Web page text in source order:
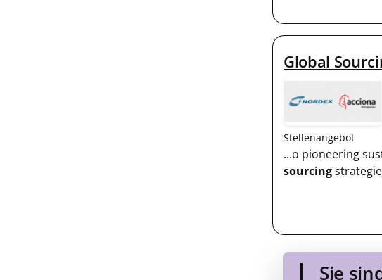
Global
Stellenangebot
...o pioneering
sourcing
Sie